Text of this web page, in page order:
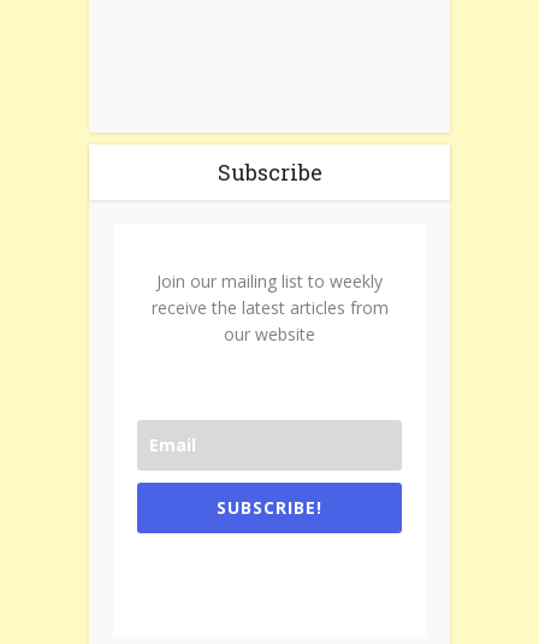
Subscribe
Join our mailing list to weekly
receive the latest articles from
our website
SUBSCRIBE!